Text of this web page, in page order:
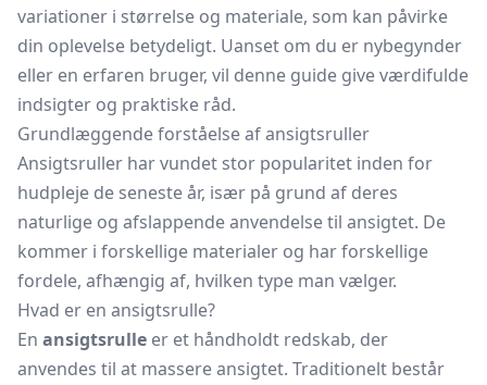
variationer i størrelse og materiale, som kan påvirke
din oplevelse betydeligt. Uanset om du er nybegynder
eller en erfaren bruger, vil denne guide give værdifulde
indsigter og praktiske råd.
Grundlæggende forståelse af ansigtsruller
Ansigtsruller har vundet stor popularitet inden for
hudpleje de seneste år, især på grund af deres
naturlige og afslappende anvendelse til ansigtet. De
kommer i forskellige materialer og har forskellige
fordele, afhængig af, hvilken type man vælger.
Hvad er en ansigtsrulle?
En ansigtsrulle er et håndholdt redskab, der
anvendes til at massere ansigtet. Traditionelt består